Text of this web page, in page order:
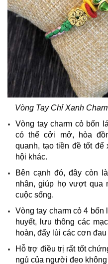
Vòng Tay Chỉ Xanh
Vòng tay charm cỏ bốn
có thể cởi mở, hòa
quanh, tạo tiền đề tốt
hội khác.
Bên cạnh đó, đây còn
nhân, giúp họ vượt qua
cuộc sống.
Vòng tay charm cỏ 4
huyết, lưu thông các
hoàn, đẩy lùi các cơn đau
Hỗ trợ điều trị rất tốt
ngủ của người đeo